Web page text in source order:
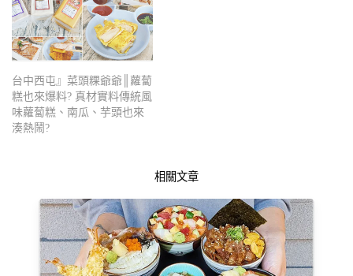
台中西屯』菜頭粿爺爺║蘿蔔
糕也來爆料? 真材實料傳統風
味蘿蔔糕、南瓜、芋頭也來
湊熱鬧?
相關文章